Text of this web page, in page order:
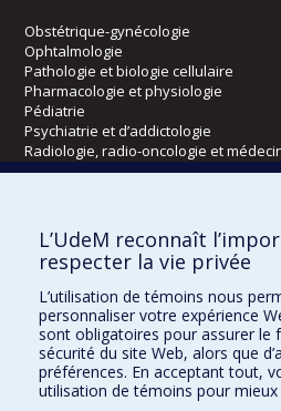
Obstétrique-gynécologie
Ophtalmologie
Pathologie et biologie cellulaire
Pharmacologie et physiologie
Pédiatrie
Psychiatrie et d’addictologie
Radiologie, radio-oncologie et
Kinésiologie et des sciences de
Orthophonie et audiologie
Réadaptation
Directions
DPC
CPASS
L’UdeM reconnaît
respecter la vie privée
L’utilisation de témoins nous
personnaliser votre expérience
sont obligatoires pour assurer le
sécurité du site Web, alors que
préférences. En acceptant tout,
utilisation de témoins pour